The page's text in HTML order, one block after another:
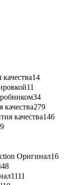
14
11
34
279
качества146
Оригинал16
48
1111